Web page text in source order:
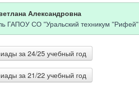
Александровна
ГАПОУ СО "Уральский техникум "Рифей"
за 24/25 учебный год
Викторовна
за 21/22 учебный год